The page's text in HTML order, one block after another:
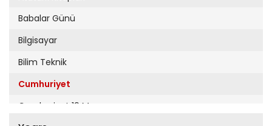
Babalar Günü
Bilgisayar
Bilim Teknik
Cumhuriyet
Cumhuriyet 19 Mayıs